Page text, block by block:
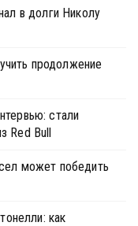
в долги Николу
продолжение
стали
Red Bull
может победить
как